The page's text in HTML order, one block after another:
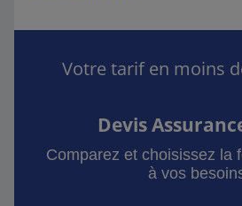
Votre tarif en moins
Devis
Comparez et choisissez la
à vos